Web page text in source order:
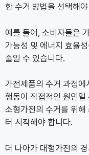
한 수거 방법을 선택해
예를 들어, 소비자들은
가능성 및 에너지 효율
줄일 수 있습니다.
가전제품의 수거 과정에
행동이 직접적인 원인
소형가전의 수거를 위
터 시작해야 합니다.
더 나아가 대형가전의